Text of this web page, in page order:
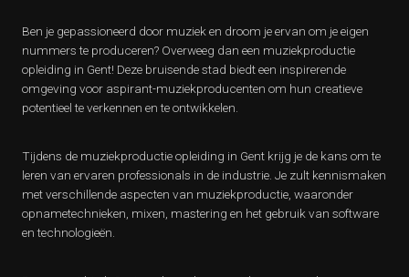
Ben je gepassioneerd door muziek en droom je ervan om je eigen
nummers te produceren? Overweeg dan een muziekproductie
opleiding in Gent! Deze bruisende stad biedt een inspirerende
omgeving voor aspirant-muziekproducenten om hun creatieve
potentieel te verkennen en te ontwikkelen.
Tijdens de muziekproductie opleiding in Gent krijg je de kans om te
leren van ervaren professionals in de industrie. Je zult kennismaken
met verschillende aspecten van muziekproductie, waaronder
opnametechnieken, mixen, mastering en het gebruik van software
en technologieën.